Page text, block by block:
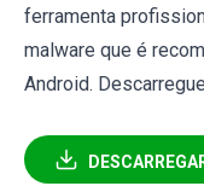
ferramenta
malware que é
Android.